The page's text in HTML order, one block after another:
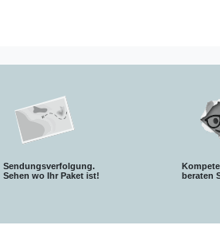
Sendungsverfolgung.
Sehen wo Ihr Paket ist!
beraten